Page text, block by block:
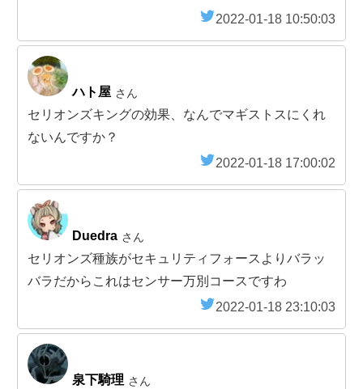
2022-01-18 10:50:03
ハト屋 さん
セリオンズキングの効果、なんでマギストスにくれ
ないんですか？
2022-01-18 17:00:02
Duedra さん
セリオンズ種族がセキュリティフォースよりバラッ
バラだからこれはセンサー万別コースですわ
2022-01-18 23:10:03
泉下騎理 さん